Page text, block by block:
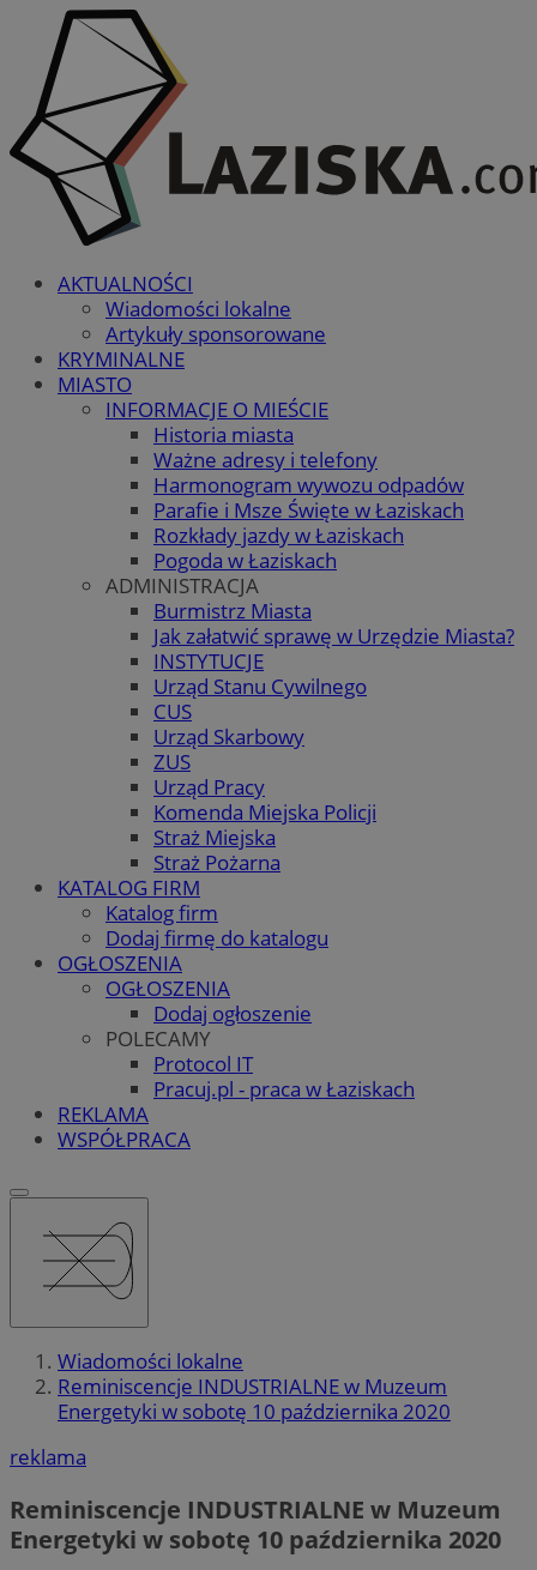
AKTUALNOŚCI
Wiadomości lokalne
Artykuły sponsorowane
KRYMINALNE
MIASTO
INFORMACJE O MIEŚCIE
Historia miasta
Ważne adresy i telefony
Harmonogram wywozu odpadów
Parafie i Msze Święte w Łaziskach
Rozkłady jazdy w Łaziskach
Pogoda w Łaziskach
ADMINISTRACJA
Burmistrz Miasta
Jak załatwić sprawę w Urzędzie Miasta?
INSTYTUCJE
Urząd Stanu Cywilnego
CUS
Urząd Skarbowy
ZUS
Urząd Pracy
Komenda Miejska Policji
Straż Miejska
Straż Pożarna
KATALOG FIRM
Katalog firm
Dodaj firmę do katalogu
OGŁOSZENIA
OGŁOSZENIA
Dodaj ogłoszenie
POLECAMY
Protocol IT
Pracuj.pl - praca w Łaziskach
REKLAMA
WSPÓŁPRACA
Wiadomości lokalne
Reminiscencje INDUSTRIALNE w Muzeum
Energetyki w sobotę 10 października 2020
reklama
Reminiscencje INDUSTRIALNE w Muzeum
Energetyki w sobotę 10 października 2020